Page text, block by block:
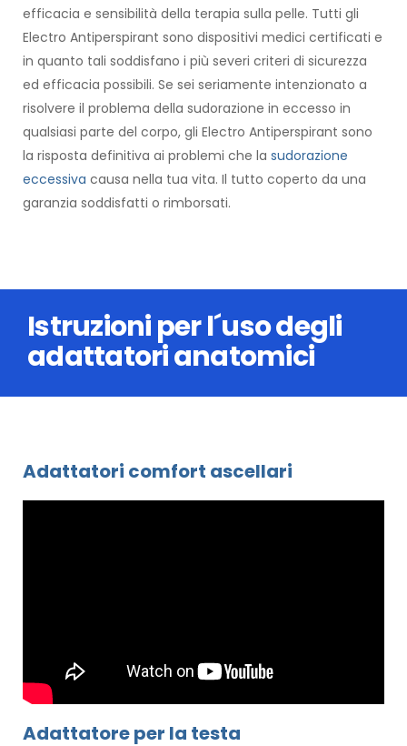
efficacia e sensibilità della terapia sulla pelle. Tutti gli
Electro Antiperspirant sono dispositivi medici certificati e
in quanto tali soddisfano i più severi criteri di sicurezza
ed efficacia possibili. Se sei seriamente intenzionato a
risolvere il problema della sudorazione in eccesso in
qualsiasi parte del corpo, gli Electro Antiperspirant sono
la risposta definitiva ai problemi che la sudorazione
eccessiva causa nella tua vita. Il tutto coperto da una
garanzia soddisfatti o rimborsati.
Istruzioni per l´uso degli
adattatori anatomici
Adattatori comfort ascellari
Adattatore per la testa